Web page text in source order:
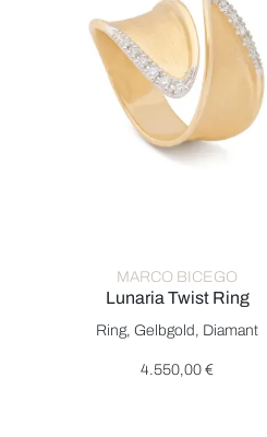
CIA01 Y, Preis: 3.850,00 €
MARCO BICEGO
Lunaria Twist Ring
Marco Bicego Lunaria Twist
Ring, Gelbgold, Diamant
4.550,00 €